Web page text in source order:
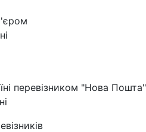
перевізником "Нова Пошта"